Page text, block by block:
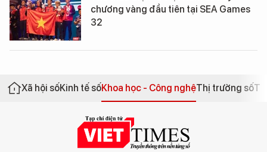
chương vàng đầu tiên tại SEA Games
32
Xã hội sốKinh tế sốKhoa học - Công nghệThị trường số